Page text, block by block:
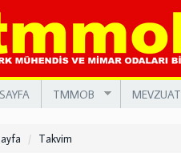
TMMOB MEVZUAT
Takvim